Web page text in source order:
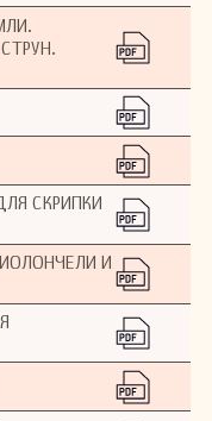
СКРИПКИ
И